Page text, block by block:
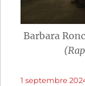
Barbara
Publié
1 septembre